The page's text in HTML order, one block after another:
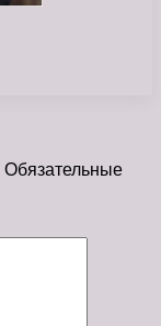
Обязательные